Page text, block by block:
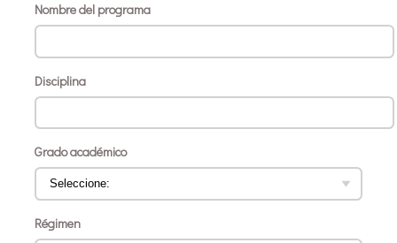
Nombre del programa
Disciplina
Grado académico
Régimen